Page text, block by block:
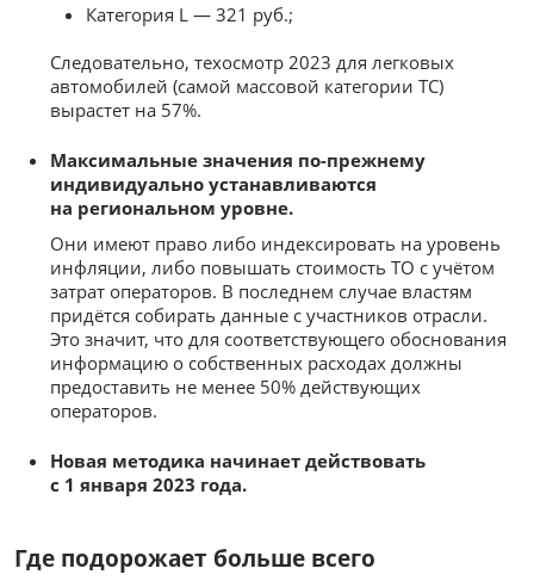
Категория L — 321 руб.;
Следовательно, техосмотр 2023 для легковых
автомобилей (самой массовой категории ТС)
вырастет на 57%.
Максимальные значения по-прежнему
индивидуально устанавливаются
на региональном уровне.
Они имеют право либо индексировать на уровень
инфляции, либо повышать стоимость ТО с учётом
затрат операторов. В последнем случае властям
придётся собирать данные с участников отрасли.
Это значит, что для соответствующего обоснования
информацию о собственных расходах должны
предоставить не менее 50% действующих
операторов.
Новая методика начинает действовать
с 1 января 2023 года.
Где подорожает больше всего